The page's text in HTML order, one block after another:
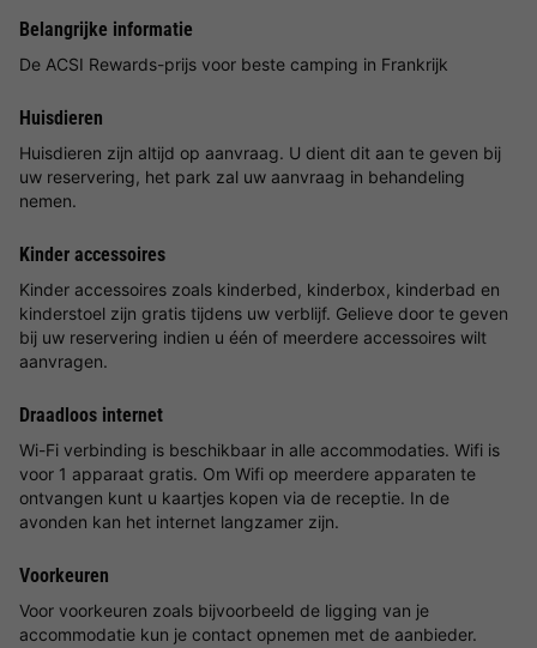
Belangrijke informatie
De ACSI Rewards-prijs voor beste camping in Frankrijk
Huisdieren
Huisdieren zijn altijd op aanvraag. U dient dit aan te geven bij
uw reservering, het park zal uw aanvraag in behandeling
nemen.
Kinder accessoires
Kinder accessoires zoals kinderbed, kinderbox, kinderbad en
kinderstoel zijn gratis tijdens uw verblijf. Gelieve door te geven
bij uw reservering indien u één of meerdere accessoires wilt
aanvragen.
Draadloos internet
Wi-Fi verbinding is beschikbaar in alle accommodaties. Wifi is
voor 1 apparaat gratis. Om Wifi op meerdere apparaten te
ontvangen kunt u kaartjes kopen via de receptie. In de
avonden kan het internet langzamer zijn.
Voorkeuren
Voor voorkeuren zoals bijvoorbeeld de ligging van je
accommodatie kun je contact opnemen met de aanbieder.